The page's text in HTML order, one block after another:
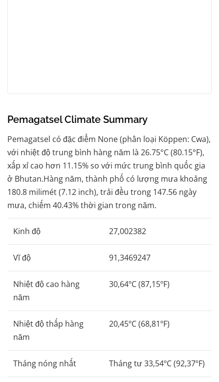
Pemagatsel Climate Summary
Pemagatsel có đặc điểm None (phân loại Köppen: Cwa),
với nhiệt độ trung bình hàng năm là 26.75°C (80.15°F),
xấp xỉ cao hơn 11.15% so với mức trung bình quốc gia
ở Bhutan.Hàng năm, thành phố có lượng mưa khoảng
180.8 milimét (7.12 inch), trải đều trong 147.56 ngày
mưa, chiếm 40.43% thời gian trong năm.
Kinh độ 27,002382
Vĩ độ 91,3469247
Nhiệt độ cao hàng
năm
30,64ºC (87,15ºF)
Nhiệt độ thấp hàng
năm
20,45ºC (68,81ºF)
Tháng nóng nhất Tháng tư 33,54ºC (92,37ºF)